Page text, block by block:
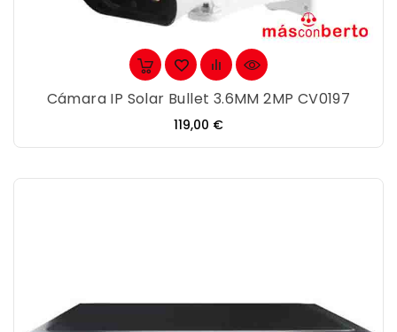
Cámara IP Solar Bullet 3.6MM 2MP CV0197
Precio
119,00 €